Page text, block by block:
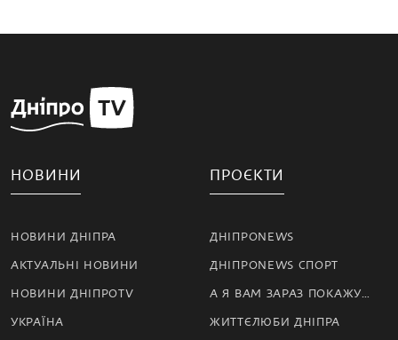
НОВИНИ
НОВИНИ ДНІПРА
АКТУАЛЬНІ НОВИНИ
НОВИНИ ДНІПРОTV
УКРАЇНА
ПРОЄКТИ
ДНІПРОNEWS
ДНІПРОNEWS СПОРТ
А Я ВАМ ЗАРАЗ ПОКАЖУ…
ЖИТТЄЛЮБИ ДНІПРА